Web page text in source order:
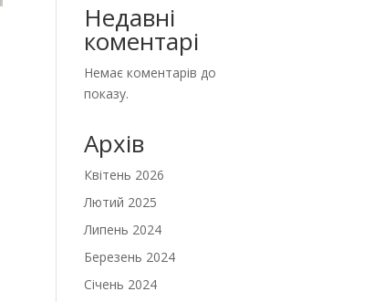
Недавні
коментарі
Немає коментарів до
показу.
Архів
Квітень 2026
Лютий 2025
Липень 2024
Березень 2024
Січень 2024